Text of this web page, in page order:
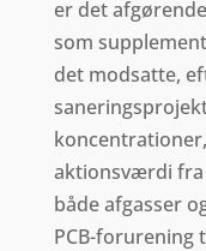
er det
som
det modsatte,
aktionsværdi fra
både afgasser
PCB-forurening